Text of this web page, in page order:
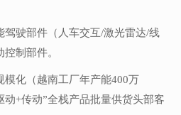
驾驶部件（人车交互/激光雷达/线
制部件。
模化（越南工厂年产能400万
动+传动”全栈产品批量供货头部客